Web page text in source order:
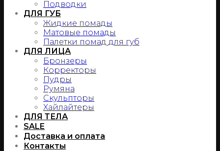
Подводки
ДЛЯ ГУБ
Жидкие помады
Матовые помады
Палетки помад для губ
ДЛЯ ЛИЦА
Бронзеры
Корректоры
Пудры
Румяна
Скульпторы
Хайлайтеры
ДЛЯ ТЕЛА
SALE
Доставка и оплата
Контакты